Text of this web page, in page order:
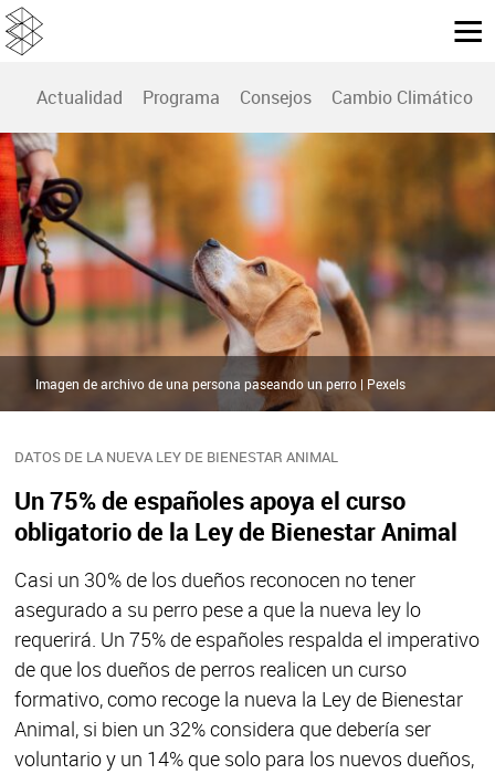
Actualidad Programa Consejos Cambio Climático
DATOS DE LA NUEVA LEY DE BIENESTAR ANIMAL
Un 75% de españoles apoya el curso
obligatorio de la Ley de Bienestar Animal
Casi un 30% de los dueños reconocen no tener
asegurado a su perro pese a que la nueva ley lo
requerirá. Un 75% de españoles respalda el imperativo
de que los dueños de perros realicen un curso
formativo, como recoge la nueva la Ley de Bienestar
Animal, si bien un 32% considera que debería ser
voluntario y un 14% que solo para los nuevos dueños,
Imagen de archivo de una persona paseando un perro | Pexels